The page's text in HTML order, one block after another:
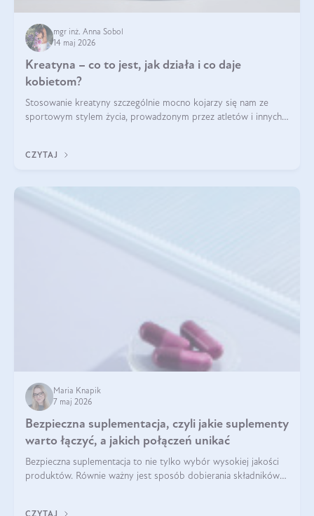
mgr inż. Anna Sobol
14 maj 2026
Kreatyna – co to jest, jak działa i co daje
kobietom?
Stosowanie kreatyny szczególnie mocno kojarzy się nam ze
sportowym stylem życia, prowadzonym przez atletów i innych
zwiększa masę
CZYTAJ
Maria Knapik
7 maj 2026
Bezpieczna suplementacja, czyli jakie suplementy
warto łączyć, a jakich połączeń unikać
Bezpieczna suplementacja to nie tylko wybór wysokiej jakości
produktów. Równie ważny jest sposób dobierania składników